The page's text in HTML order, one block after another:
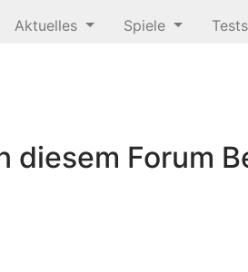
Aktuelles Spiele Tests
diesem Forum